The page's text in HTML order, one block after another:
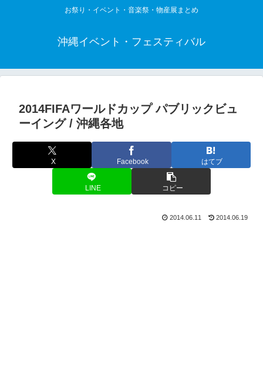
お祭り・イベント・音楽祭・物産展まとめ
沖縄イベント・フェスティバル
2014FIFAワールドカップ パブリックビュ
ーイング / 沖縄各地
X Facebook はてブ
LINE コピー
2014.06.11 2014.06.19